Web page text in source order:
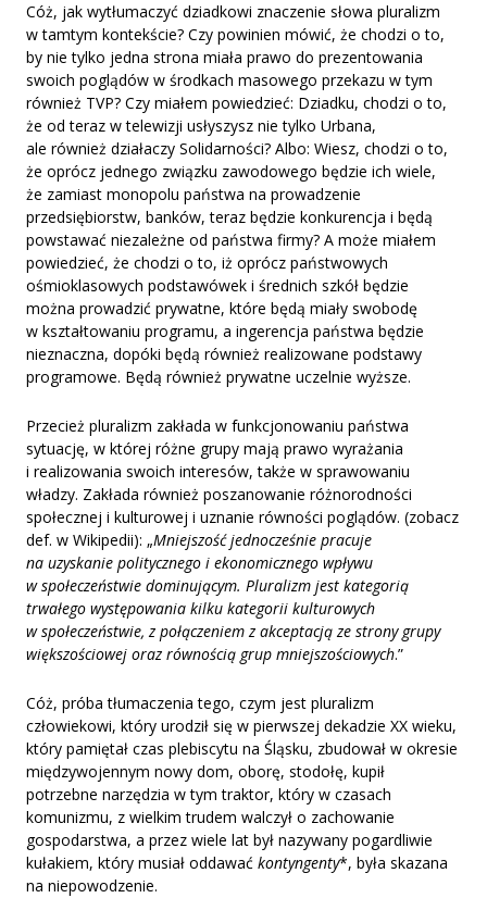
Cóż, jak wytłumaczyć dziadkowi znaczenie słowa pluralizm
w tamtym kontekście? Czy powinien mówić, że chodzi o to,
by nie tylko jedna strona miała prawo do prezentowania
swoich poglądów w środkach masowego przekazu w tym
również TVP? Czy miałem powiedzieć: Dziadku, chodzi o to,
że od teraz w telewizji usłyszysz nie tylko Urbana,
ale również działaczy Solidarności? Albo: Wiesz, chodzi o to,
że oprócz jednego związku zawodowego będzie ich wiele,
że zamiast monopolu państwa na prowadzenie
przedsiębiorstw, banków, teraz będzie konkurencja i będą
powstawać niezależne od państwa firmy? A może miałem
powiedzieć, że chodzi o to, iż oprócz państwowych
ośmioklasowych podstawówek i średnich szkół będzie
można prowadzić prywatne, które będą miały swobodę
w kształtowaniu programu, a ingerencja państwa będzie
nieznaczna, dopóki będą również realizowane podstawy
programowe. Będą również prywatne uczelnie wyższe.
Przecież pluralizm zakłada w funkcjonowaniu państwa
sytuację, w której różne grupy mają prawo wyrażania
i realizowania swoich interesów, także w sprawowaniu
władzy. Zakłada również poszanowanie różnorodności
społecznej i kulturowej i uznanie równości poglądów. (zobacz
def. w Wikipedii): „Mniejszość jednocześnie pracuje
na uzyskanie politycznego i ekonomicznego wpływu
w społeczeństwie dominującym. Pluralizm jest kategorią
trwałego występowania kilku kategorii kulturowych
w społeczeństwie, z połączeniem z akceptacją ze strony grupy
większościowej oraz równością grup mniejszościowych.”
Cóż, próba tłumaczenia tego, czym jest pluralizm
człowiekowi, który urodził się w pierwszej dekadzie XX wieku,
który pamiętał czas plebiscytu na Śląsku, zbudował w okresie
międzywojennym nowy dom, oborę, stodołę, kupił
potrzebne narzędzia w tym traktor, który w czasach
komunizmu, z wielkim trudem walczył o zachowanie
gospodarstwa, a przez wiele lat był nazywany pogardliwie
kułakiem, który musiał oddawaćkontyngenty*, była skazana
na niepowodzenie.